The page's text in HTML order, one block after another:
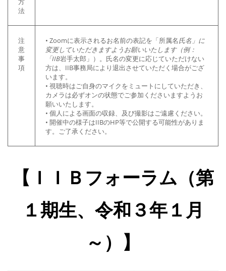
法
注
意
事
項
• Zoomに表示されるお名前の表記を「所属名氏名」に
変更していただきますようお願いいたします（例：
「IIB岩手太郎」）。氏名の変更に応じていただけない
方は、IIB事務局により退出させていただく場合がござ
います。
• 視聴時はご自身のマイクをミュートにしていただき、
カメラは必ずオンの状態でご参加くださいますようお
願いいたします。
• 個人による画面の収録、及び撮影はご遠慮ください。
• 開催中の様子はIIBのHP等で公開する可能性がありま
す。ご了承ください。
【ＩＩＢフォーラム（第
１期生、令和３年１月
～）】